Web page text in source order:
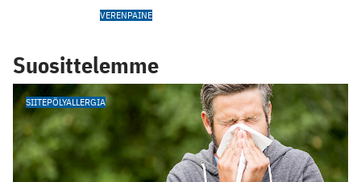
VERENPAINE
Suosittelemme
SIITEPÖLYALLERGIA